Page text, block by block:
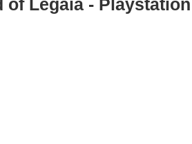
of Legaia - Playstation